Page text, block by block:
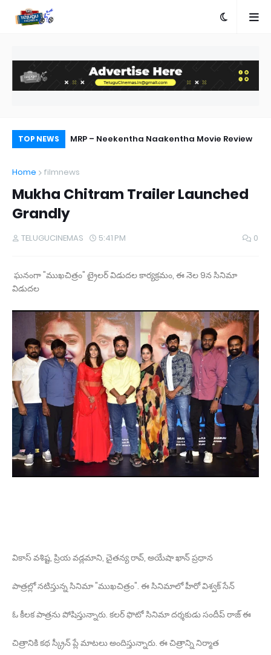
TOP NEWS
on Miss MRP – Neekentha Naakentha Movie Review
Home
filmnews
Mukha Chitram Trailer Launched
Grandly
TELUGUCINEMAS 5:41 PM 0
ఘనంగా "ముఖచిత్రం" ట్రైలర్ విడుదల కార్యక్రమం, ఈ నెల 9న సినిమా
విడుదల
వికాస్ వశిష్ట, ప్రియ వడ్లమాని, చైతన్య రావ్, అయేషా ఖాన్ ప్రధాన
పాత్రల్లో నటిస్తున్న సినిమా "ముఖచిత్రం". ఈ సినిమాలో హీరో విశ్వక్ సేన్
ఓ కీలక పాత్రను పోషిస్తున్నారు. కలర్ ఫొటో సినిమా దర్శకుడు సందీప్ రాజ్ ఈ
చిత్రానికి కథ స్క్రీన్ ప్లే మాటలు అందిస్తున్నారు. ఈ చిత్రాన్ని నిర్మాత